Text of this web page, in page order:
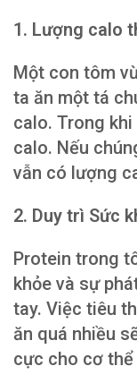
1. Lượng calo
Một con tôm
ta ăn một tá
calo. Trong
calo. Nếu
vẫn có lượng
2. Duy trì Sức
Protein trong
khỏe và sự
tay. Việc tiêu
ăn quá nhiều
cực cho cơ